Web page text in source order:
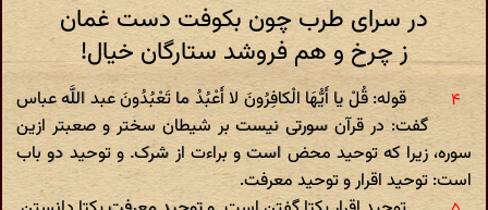
در سرای طرب چون بکوفت دست غمان
ز چرخ و هم فروشد ستارگان خیال!
قوله: قُلْ یا أَیُّهَا الْکافِرُونَ لا أَعْبُدُ ما تَعْبُدُونَ عبد اللَّه عباس
گفت: در قرآن سورتی نیست بر شیطان سختر و صعبتر ازین
سوره، زیرا که توحید محض است و براءت از شرک. و توحید دو باب
است: توحید اقرار و توحید معرفت.